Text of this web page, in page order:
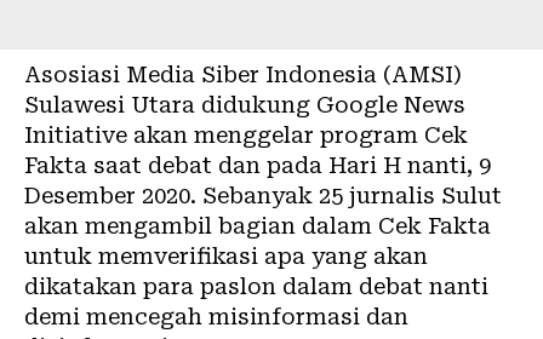
Asosiasi Media Siber Indonesia (AMSI)
Sulawesi Utara didukung Google News
Initiative akan menggelar program Cek
Fakta saat debat dan pada Hari H nanti, 9
Desember 2020. Sebanyak 25 jurnalis Sulut
akan mengambil bagian dalam Cek Fakta
untuk memverifikasi apa yang akan
dikatakan para paslon dalam debat nanti
demi mencegah misinformasi dan